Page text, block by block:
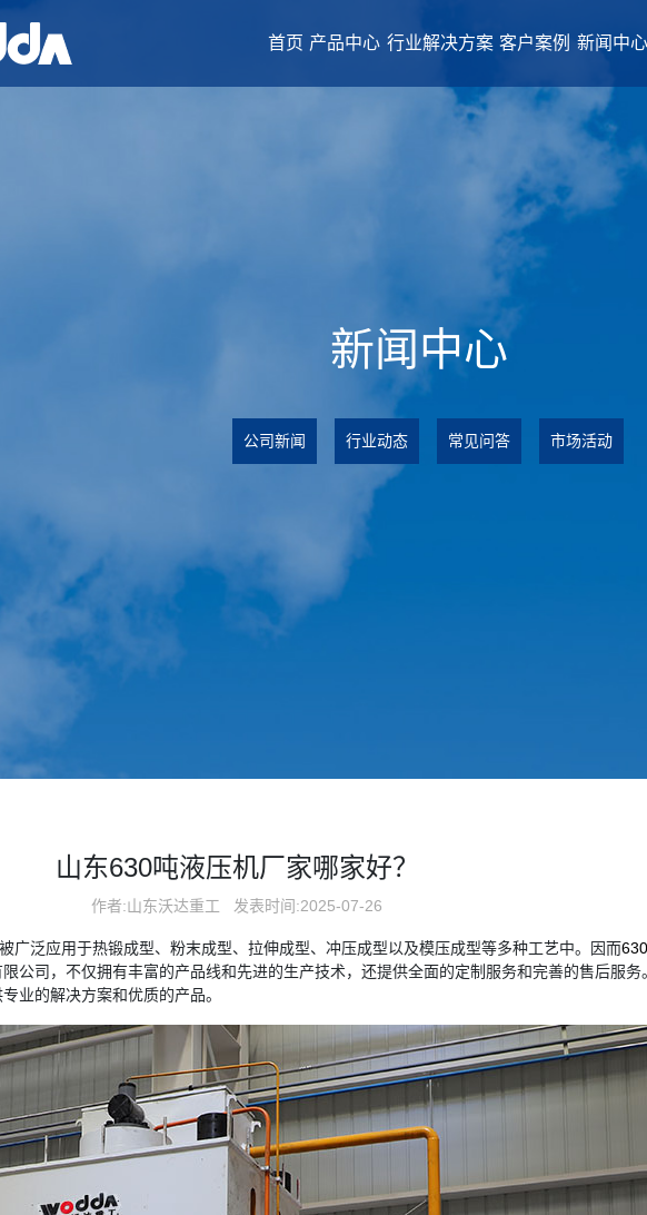
首页 产品中心 行业解决方案 客户案例 新闻中心
新闻中心
公司新闻 行业动态 常见问答 市场活动
山东630吨液压机厂家哪家好？
作者:山东沃达重工 发表时间:2025-07-26
广泛应用于热锻成型、粉末成型、拉伸成型、冲压成型以及模压成型等多种工艺中。因而
公司，不仅拥有丰富的产品线和先进的生产技术，还提供全面的定制服务和完善的售后服
业的解决方案和优质的产品。